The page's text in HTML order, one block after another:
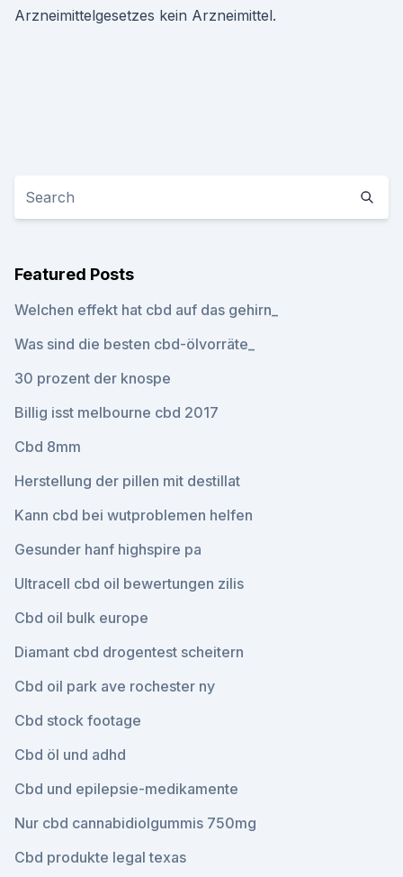
Arzneimittelgesetzes kein Arzneimittel.
Featured Posts
Welchen effekt hat cbd auf das gehirn_
Was sind die besten cbd-ölvorräte_
30 prozent der knospe
Billig isst melbourne cbd 2017
Cbd 8mm
Herstellung der pillen mit destillat
Kann cbd bei wutproblemen helfen
Gesunder hanf highspire pa
Ultracell cbd oil bewertungen zilis
Cbd oil bulk europe
Diamant cbd drogentest scheitern
Cbd oil park ave rochester ny
Cbd stock footage
Cbd öl und adhd
Cbd und epilepsie-medikamente
Nur cbd cannabidiolgummis 750mg
Cbd produkte legal texas